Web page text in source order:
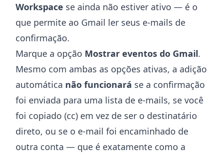
Workspace se ainda não estiver ativo — é o
que permite ao Gmail ler seus e-mails de
confirmação.
Marque a opção Mostrar eventos do Gmail.
Mesmo com ambas as opções ativas, a adição
automática não funcionará se a confirmação
foi enviada para uma lista de e-mails, se você
foi copiado (cc) em vez de ser o destinatário
direto, ou se o e-mail foi encaminhado de
outra conta — que é exatamente como a